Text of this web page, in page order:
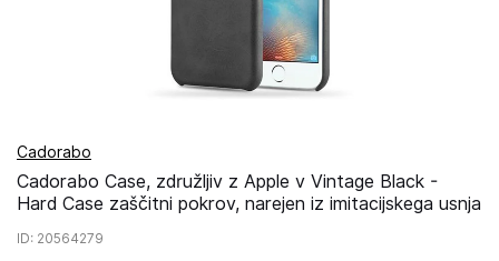
Cadorabo
Cadorabo Case, združljiv z Apple v Vintage Black -
Hard Case zaščitni pokrov, narejen iz imitacijskega usnja
ID: 20564279